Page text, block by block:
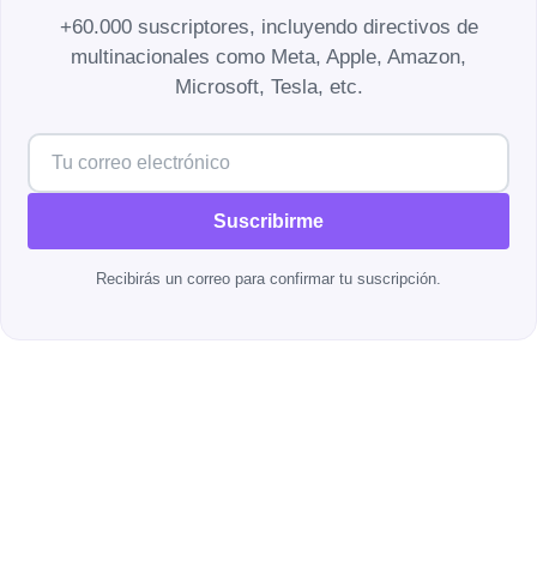
+60.000 suscriptores, incluyendo directivos de
multinacionales como Meta, Apple, Amazon,
Microsoft, Tesla, etc.
Suscribirme
Recibirás un correo para confirmar tu suscripción.